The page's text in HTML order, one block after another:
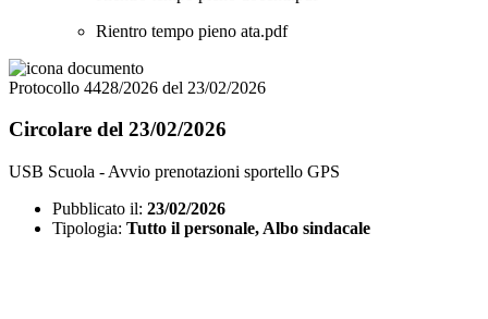
Rientro tempo pieno ata.pdf
Protocollo 4428/2026 del 23/02/2026
Circolare del 23/02/2026
USB Scuola - Avvio prenotazioni sportello GPS
Pubblicato il: 23/02/2026
Tipologia: Tutto il personale, Albo sindacale